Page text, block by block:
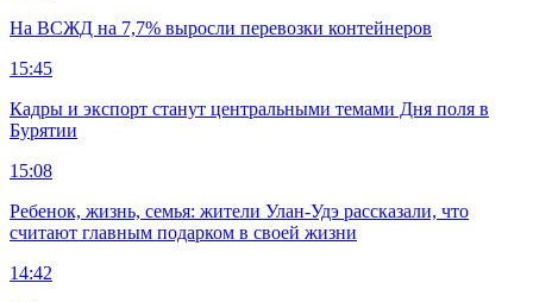
На ВСЖД на 7,7% выросли перевозки контейнеров
15:45
Кадры и экспорт станут центральными темами Дня поля в
Бурятии
15:08
Ребенок, жизнь, семья: жители Улан-Удэ рассказали, что
считают главным подарком в своей жизни
14:42